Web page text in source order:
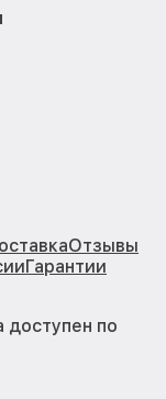
Отзывы
Гарантии
по